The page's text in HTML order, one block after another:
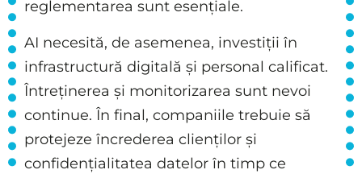
reglementarea sunt esențiale.
AI necesită, de asemenea, investiții în
infrastructură digitală și personal calificat.
Întreținerea și monitorizarea sunt nevoi
continue. În final, companiile trebuie să
protejeze încrederea clienților și
confidențialitatea datelor în timp ce